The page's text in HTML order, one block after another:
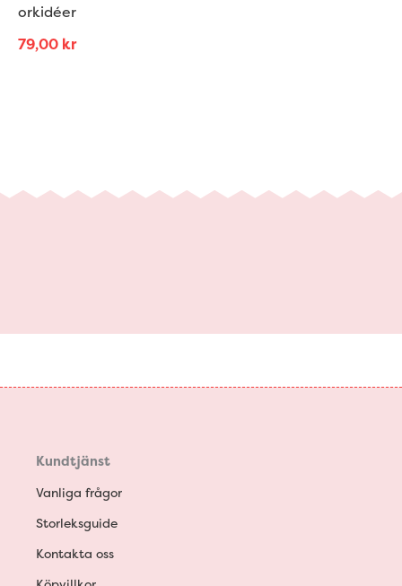
orkidéer
79,00 kr
Kundtjänst
Vanliga frågor
Storleksguide
Kontakta oss